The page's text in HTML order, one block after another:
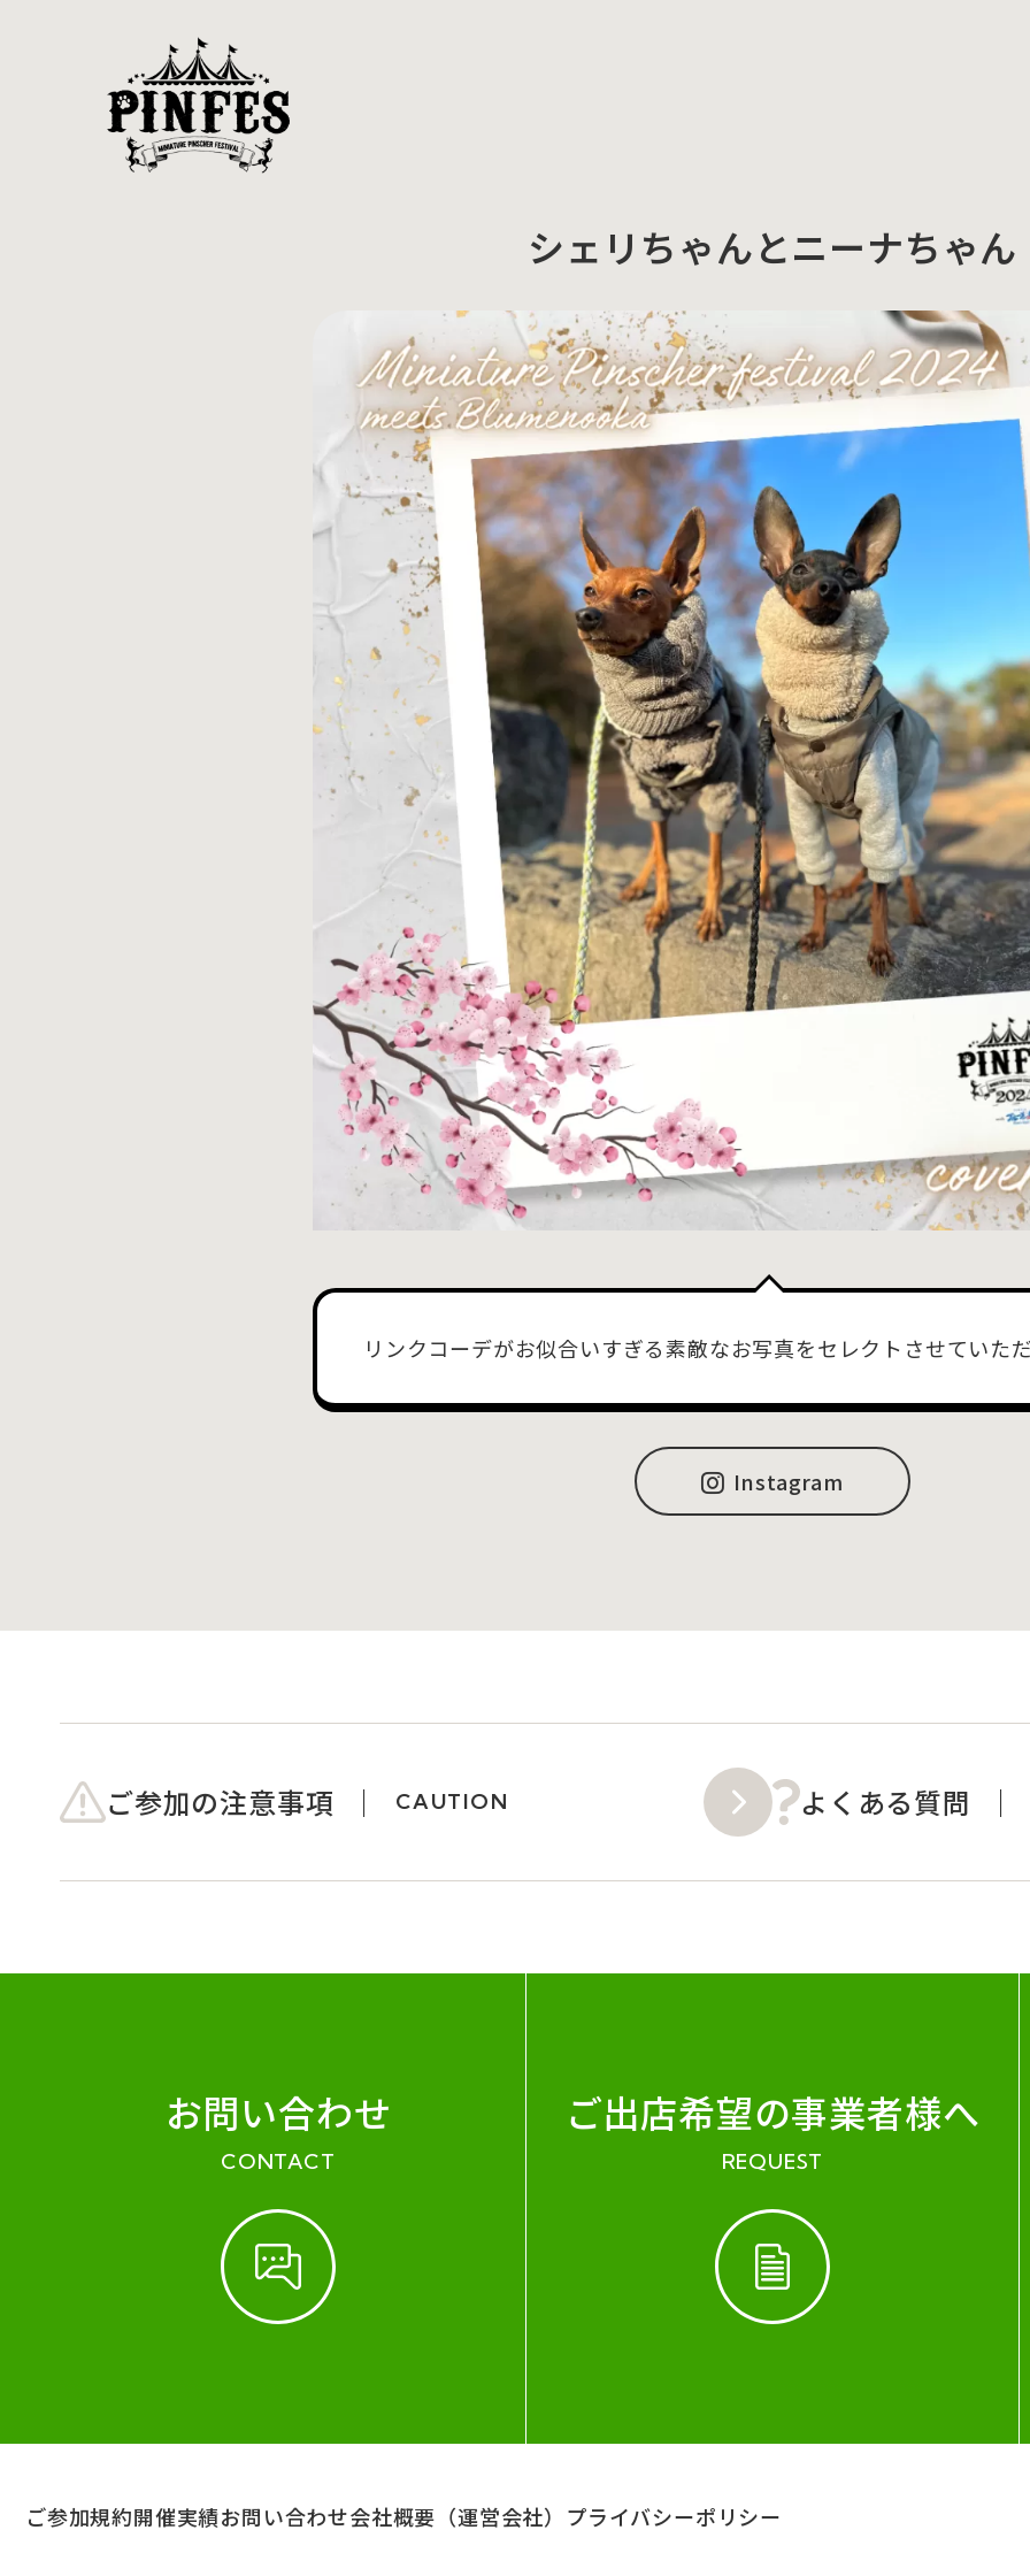
シェリちゃんとニーナちゃん
リンクコーデがお似合いすぎる素敵なお写真をセレクトさせていた
Instagram
ご参加の注意事項 CAUTION よくある質問
お問い合わせ
CONTACT
ご出店希望の事業者様へ
REQUEST
ご参加規約開催実績お問い合わせ会社概要（運営会社） プライバシーポリシー